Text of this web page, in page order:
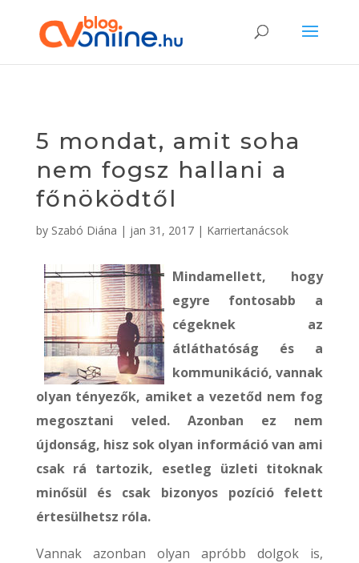
5 mondat, amit soha
nem fogsz hallani a
főnöködtől
by Szabó Diána | jan 31, 2017| Karriertanácsok
Mindamellett, hogy
egyre fontosabb a
cégeknek az
átláthatóság és a
kommunikáció, vannak
olyan tényezők, amiket a vezetőd nem fog
megosztani veled. Azonban ez nem
újdonság, hisz sok olyan információ van ami
csak rá tartozik, esetleg üzleti titoknak
minősül és csak bizonyos pozíció felett
értesülhetsz róla.
Vannak azonban olyan apróbb dolgok is,